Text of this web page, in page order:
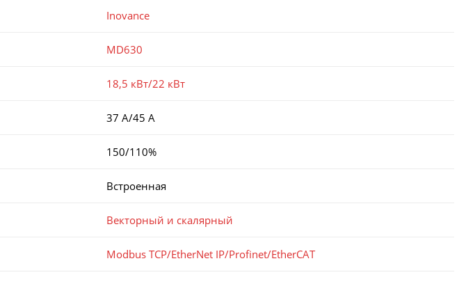
Inovance
MD630
18,5 кВт/22 кВт
37 А/45 А
150/110%
Встроенная
Векторный и скалярный
Modbus TCP/EtherNet IP/Profinet/EtherCAT